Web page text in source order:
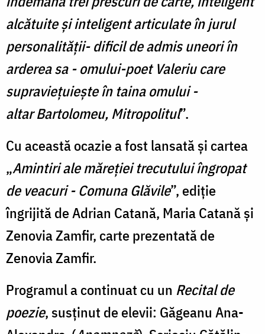
alcătuite și inteligent articulate în jurul
personalității- dificil de admis uneori în
arderea sa - omului-poet Valeriu care
supraviețuiește în taina omului -
altar Bartolomeu, Mitropolitul”.
Cu această ocazie a fost lansată și cartea
„Amintiri ale măreției trecutului îngropat
de veacuri - Comuna Glăvile”, ediție
îngrijită de Adrian Catană, Maria Catană și
Zenovia Zamfir, carte prezentată de
Zenovia Zamfir.
Programul a continuat cu un Recital de
poezie, susținut de elevii: Găgeanu Ana-